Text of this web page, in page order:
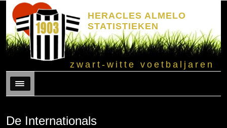
HERACLES ALMELO
STATISTIEKEN
zwart-witte voetbaljaren
Menu
De Internationals